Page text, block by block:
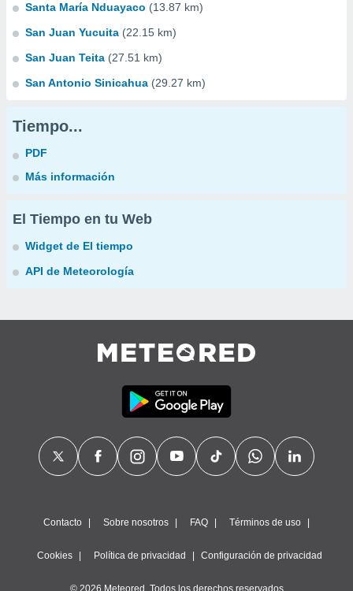
Santa María Nduayaco (13.87 km)
San Juan Yucuita (22.15 km)
San Juan Teita (27.51 km)
San Antonio Sinicahua (29.27 km)
Tiempo...
PDF
Más información
El Tiempo en tu Web
Widget de El tiempo
API de Meteorología
Contacto Sobre nosotros FAQ Términos de uso
Cookies Política de privacidad Configuración de privacidad
© 2026 Meteored. Todos los derechos reservados